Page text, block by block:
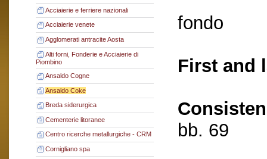
Acciaierie e ferriere nazionali
Acciaierie venete
Agglomerati antracite Aosta
Alti forni, Fonderie e Acciaierie di
Piombino
Ansaldo Cogne
Ansaldo Coke
Breda siderurgica
Cementerie litoranee
Centro ricerche metallurgiche - CRM
Cornigliano spa
fondo
First and
bb. 69